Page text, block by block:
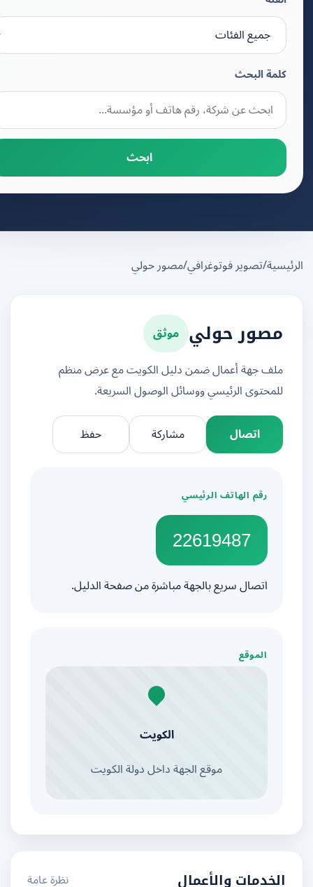
كلمة البحث
ابحث
/تصوير فوتوغرافي/مصور حولي
مصور حولي موثق
ملف جهة أعمال ضمن دليل الكويت مع عرض منظم
للمحتوى الرئيسي ووسائل الوصول السريعة.
اتصال
مشاركة
رقم الهاتف الرئيسي
22619487
اتصال سريع بالجهة مباشرة من صفحة الدليل.
الموقع
الكويت
موقع الجهة داخل دولة الكويت
الخدمات والأعمال نظرة عامة